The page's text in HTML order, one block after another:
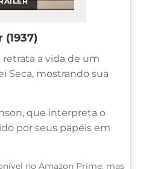
a vida de um
Seca, mostrando sua
que interpreta o
por seus papéis em
no Amazon Prime, mas